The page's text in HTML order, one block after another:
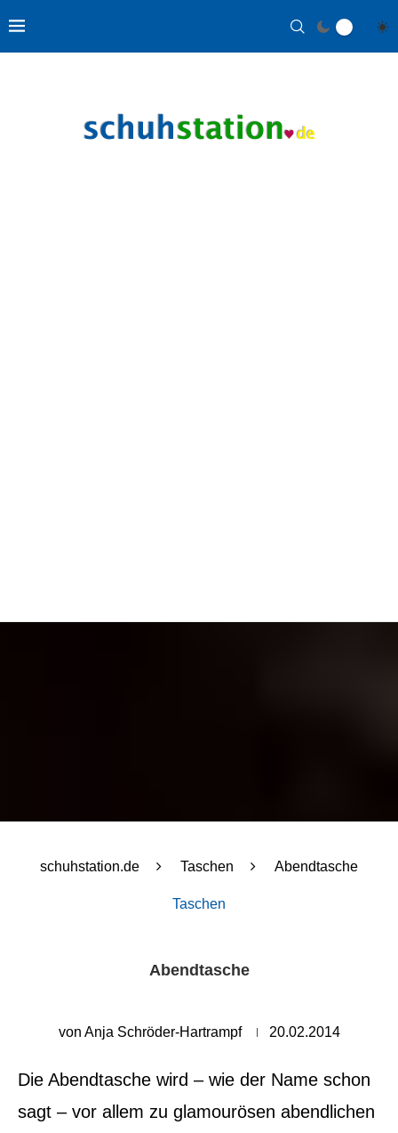
schuhstation.de Taschen Abendtasche
Taschen
Abendtasche
von Anja Schröder-Hartrampf 20.02.2014
Die Abendtasche wird – wie der Name schon
sagt – vor allem zu glamourösen abendlichen